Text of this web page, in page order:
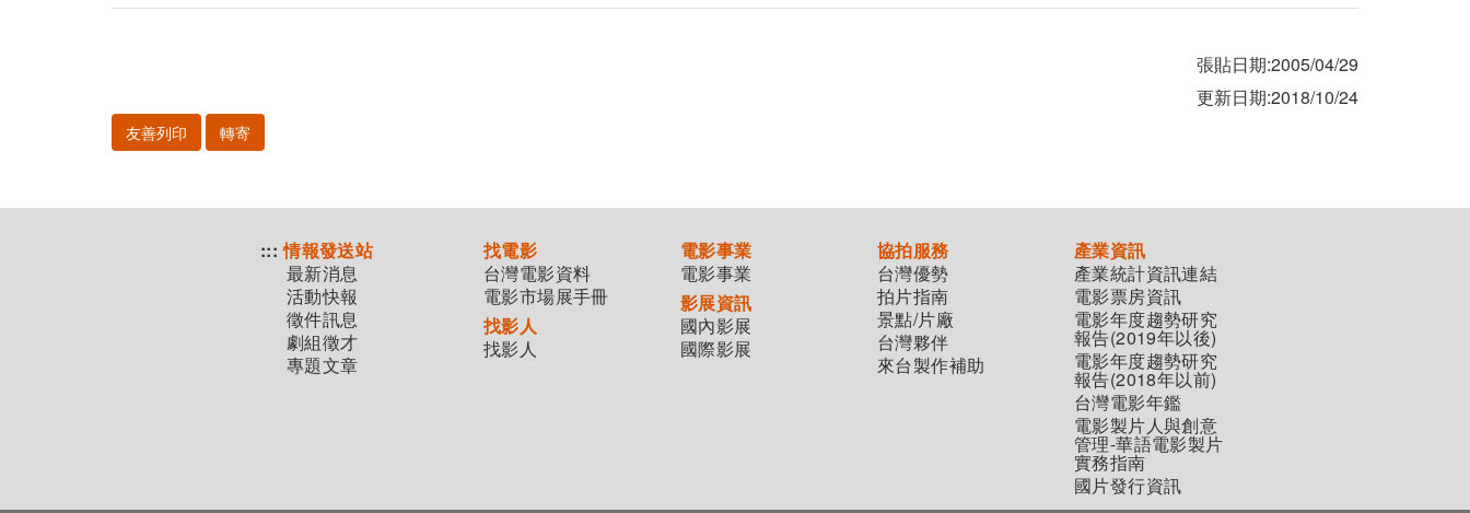
張貼日期:2005/04/29
更新日期:2018/10/24
友善列印 轉寄
::: 情報發送站
最新消息
活動快報
徵件訊息
劇組徵才
專題文章
找電影
台灣電影資料
電影市場展手冊
找影人
找影人
電影事業
電影事業
影展資訊
國內影展
國際影展
協拍服務
台灣優勢
拍片指南
景點/片廠
台灣夥伴
來台製作補助
產業資訊
產業統計資訊連結
電影票房資訊
電影年度趨勢研究
報告(2019年以後)
電影年度趨勢研究
報告(2018年以前)
台灣電影年鑑
電影製片人與創意
管理-華語電影製片
實務指南
國片發行資訊